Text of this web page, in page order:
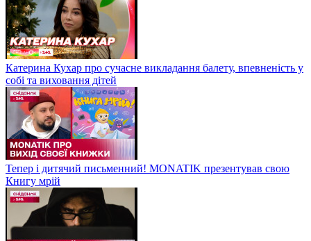
Катерина Кухар про сучасне викладання балету, впевненість у
собі та виховання дітей
Тепер і дитячий письменний! MONATIK презентував свою
Книгу мрій